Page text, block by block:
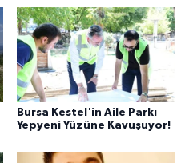
Bursa Kestel'in Aile Parkı
Yepyeni Yüzüne Kavuşuyor!